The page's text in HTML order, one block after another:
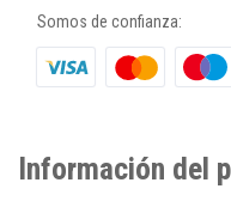
Somos de confianza:
Información del